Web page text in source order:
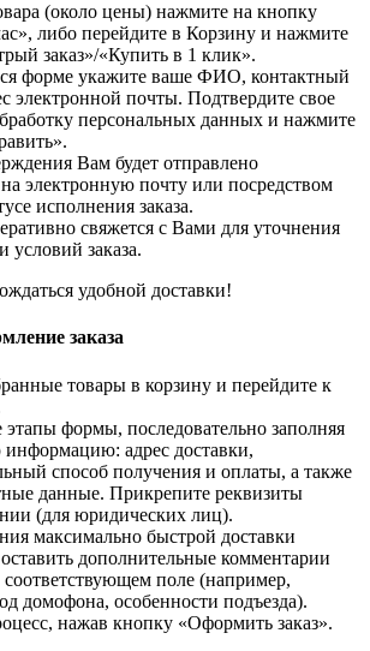
(около цены) нажмите на кнопку
либо перейдите в Корзину и нажмите
заказ»/«Купить в 1 клик».
форме укажите ваше ФИО, контактный
электронной почты. Подтвердите свое
персональных данных и нажмите
Вам будет отправлено
электронную почту или посредством
исполнения заказа.
свяжется с Вами для уточнения
условий заказа.
удобной доставки!
заказа
товары в корзину и перейдите к
формы, последовательно заполняя
адрес доставки,
способ получения и оплаты, а также
данные. Прикрепите реквизиты
(для юридических лиц).
максимально быстрой доставки
дополнительные комментарии
соответствующем поле (например,
домофона, особенности подъезда).
нажав кнопку «Оформить заказ».